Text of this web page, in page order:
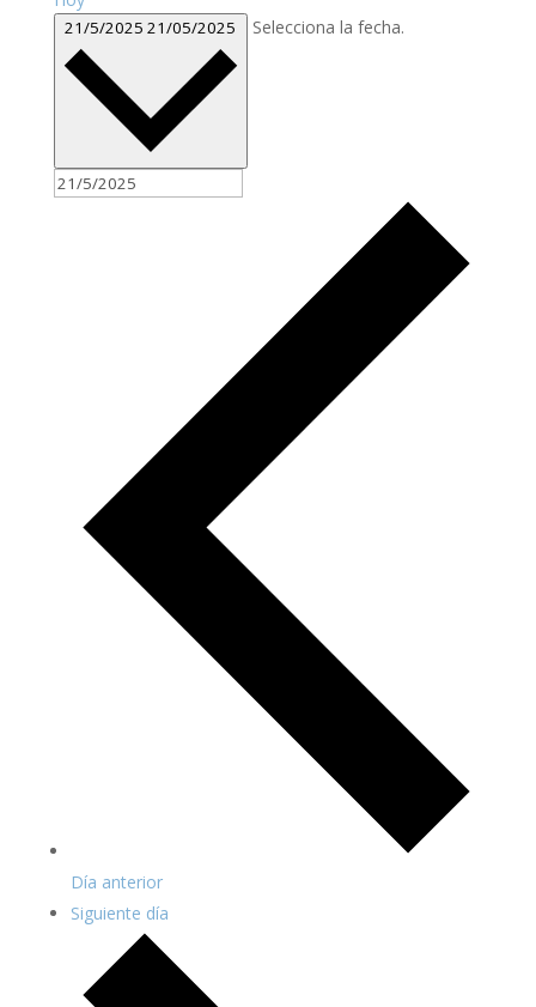
21/5/202521/05/2025 Selecciona la fecha.
Día anterior
Siguiente día